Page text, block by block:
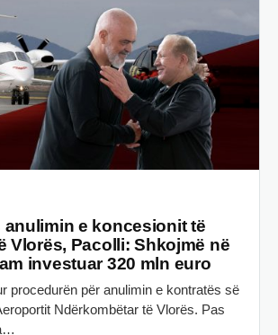
anulimin e koncesionit të
Vlorës, Pacolli: Shkojmë në
investuar 320 mln euro
procedurën për anulimin e kontratës së
Ndërkombëtar të Vlorës. Pas